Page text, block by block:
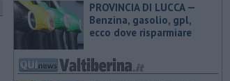
PROVINCIA DI LUCCA — ​
Benzina, gasolio, gpl,
ecco dove risparmiare